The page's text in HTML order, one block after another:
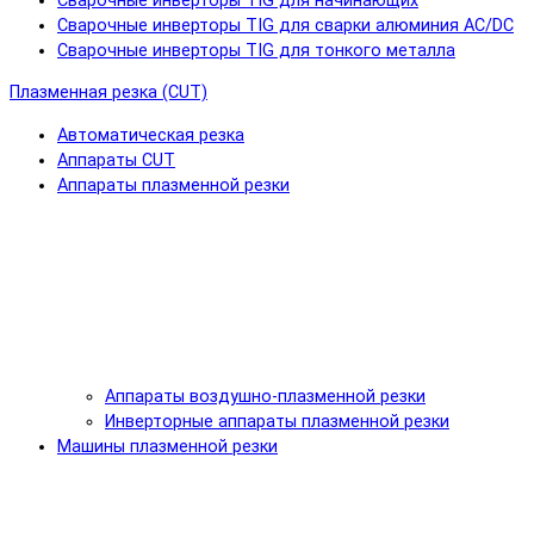
Сварочные инверторы TIG для сварки алюминия AC/DC
Сварочные инверторы TIG для тонкого металла
Плазменная резка (CUT)
Автоматическая резка
Аппараты CUT
Аппараты плазменной резки
Аппараты воздушно-плазменной резки
Инверторные аппараты плазменной резки
Машины плазменной резки